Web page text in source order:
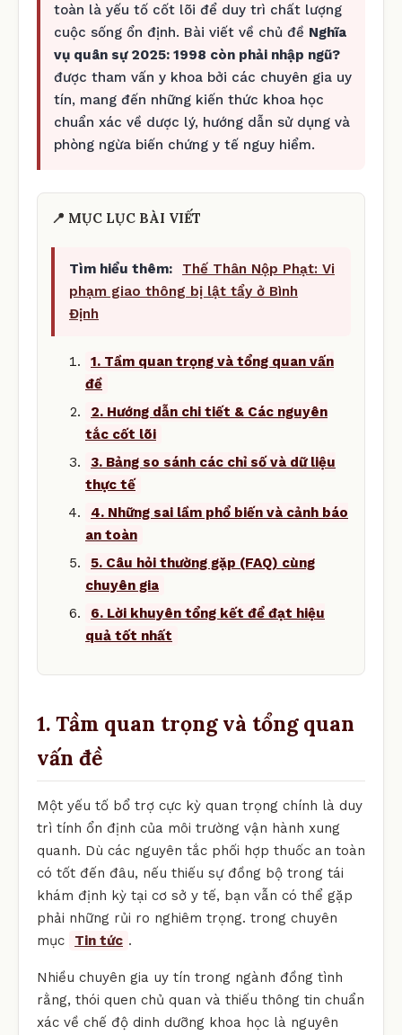
toàn là yếu tố cốt lõi để duy trì chất lượng
cuộc sống ổn định. Bài viết về chủ đề Nghĩa
vụ quân sự 2025: 1998 còn phải nhập ngũ?
được tham vấn y khoa bởi các chuyên gia uy
tín, mang đến những kiến thức khoa học
chuẩn xác về dược lý, hướng dẫn sử dụng và
phòng ngừa biến chứng y tế nguy hiểm.
📍 MỤC LỤC BÀI VIẾT
Tìm hiểu thêm:
Thế Thân Nộp Phạt: Vi
phạm giao thông bị lật tẩy ở Bình
Định
1. Tầm quan trọng và tổng quan vấn
đề
2. Hướng dẫn chi tiết & Các nguyên
tắc cốt lõi
3. Bảng so sánh các chỉ số và dữ liệu
thực tế
4. Những sai lầm phổ biến và cảnh báo
an toàn
5. Câu hỏi thường gặp (FAQ) cùng
chuyên gia
6. Lời khuyên tổng kết để đạt hiệu
quả tốt nhất
1. Tầm quan trọng và tổng quan
vấn đề
Một yếu tố bổ trợ cực kỳ quan trọng chính là duy
trì tính ổn định của môi trường vận hành xung
quanh. Dù các nguyên tắc phối hợp thuốc an toàn
có tốt đến đâu, nếu thiếu sự đồng bộ trong tái
khám định kỳ tại cơ sở y tế, bạn vẫn có thể gặp
phải những rủi ro nghiêm trọng. trong chuyên
mục
Tin tức .
Nhiều chuyên gia uy tín trong ngành đồng tình
rằng, thói quen chủ quan và thiếu thông tin chuẩn
xác về chế độ dinh dưỡng khoa học là nguyên